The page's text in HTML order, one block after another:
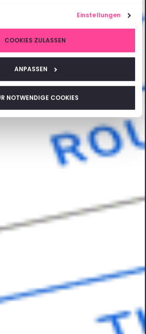
Einstellungen
COOKIES ZULASSEN
ANPASSEN
NOTWENDIGE COOKIES